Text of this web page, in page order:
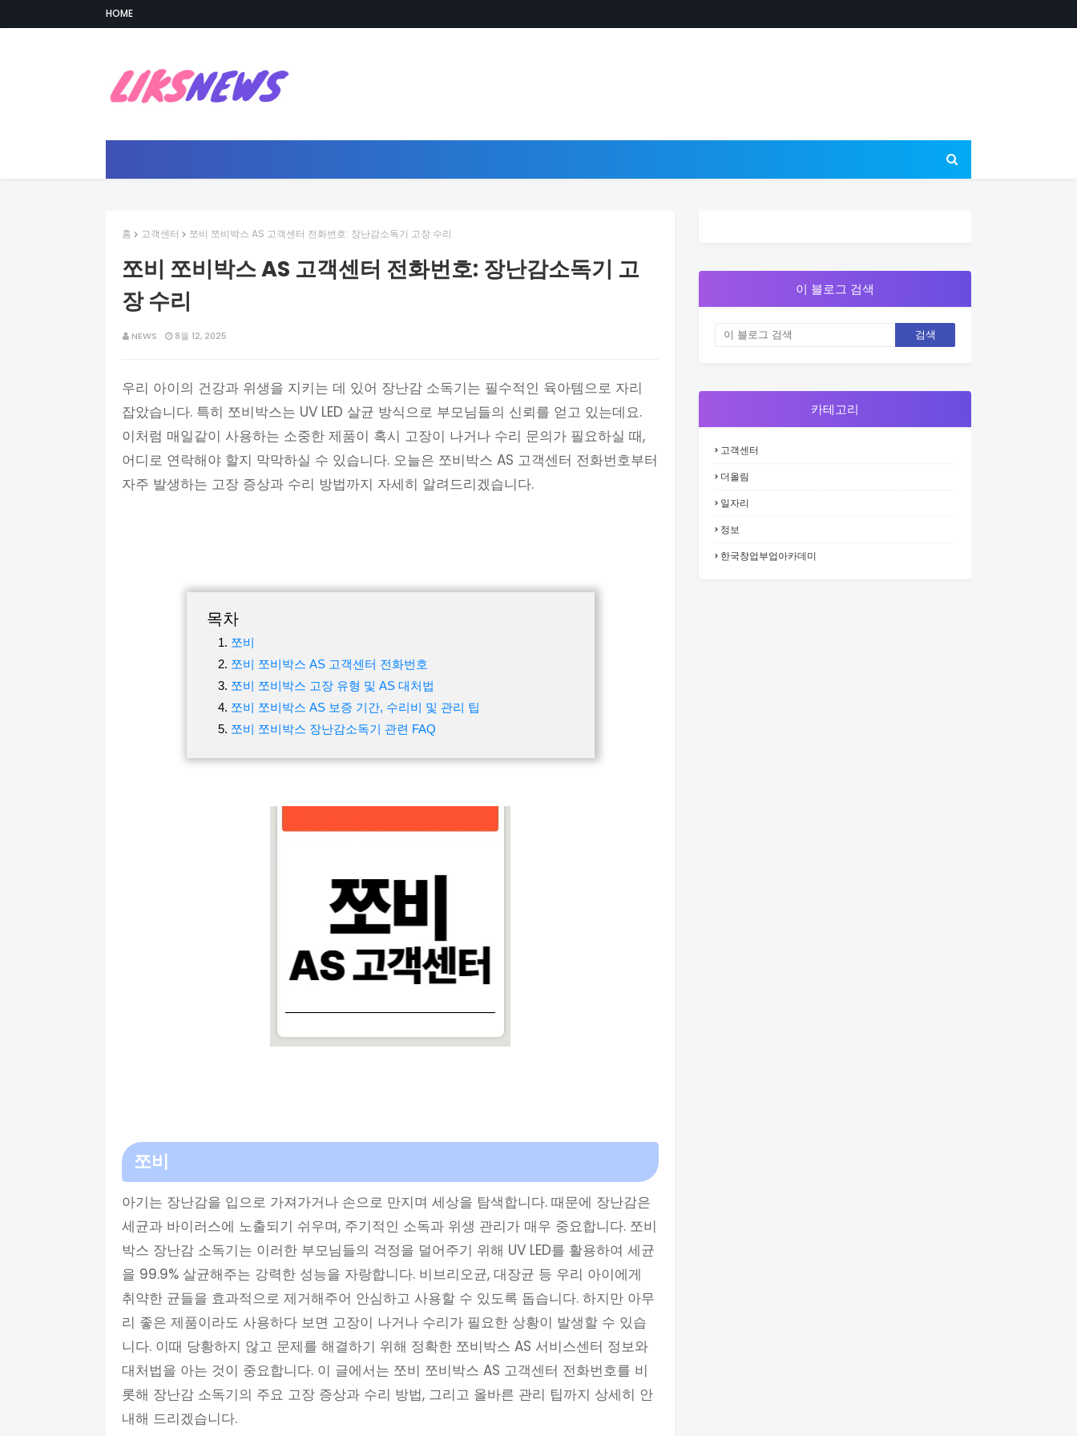
HOME
홈 고객센터 쪼비 쪼비박스 AS 고객센터 전화번호: 장난감소독기 고장 수리
쪼비 쪼비박스 AS 고객센터 전화번호: 장난감소독기 고
장 수리
NEWS 8월 12, 2025
우리 아이의 건강과 위생을 지키는 데 있어 장난감 소독기는 필수적인 육아템으로 자리
잡았습니다. 특히 쪼비박스는 UV LED 살균 방식으로 부모님들의 신뢰를 얻고 있는데요.
이처럼 매일같이 사용하는 소중한 제품이 혹시 고장이 나거나 수리 문의가 필요하실 때,
어디로 연락해야 할지 막막하실 수 있습니다. 오늘은 쪼비박스 AS 고객센터 전화번호부터
자주 발생하는 고장 증상과 수리 방법까지 자세히 알려드리겠습니다.
목차
쪼비
쪼비 쪼비박스 AS 고객센터 전화번호
쪼비 쪼비박스 고장 유형 및 AS 대처법
쪼비 쪼비박스 AS 보증 기간, 수리비 및 관리 팁
쪼비 쪼비박스 장난감소독기 관련 FAQ
쪼비
아기는 장난감을 입으로 가져가거나 손으로 만지며 세상을 탐색합니다. 때문에 장난감은
세균과 바이러스에 노출되기 쉬우며, 주기적인 소독과 위생 관리가 매우 중요합니다. 쪼비
박스 장난감 소독기는 이러한 부모님들의 걱정을 덜어주기 위해 UV LED를 활용하여 세균
을 99.9% 살균해주는 강력한 성능을 자랑합니다. 비브리오균, 대장균 등 우리 아이에게
취약한 균들을 효과적으로 제거해주어 안심하고 사용할 수 있도록 돕습니다. 하지만 아무
리 좋은 제품이라도 사용하다 보면 고장이 나거나 수리가 필요한 상황이 발생할 수 있습
니다. 이때 당황하지 않고 문제를 해결하기 위해 정확한 쪼비박스 AS 서비스센터 정보와
대처법을 아는 것이 중요합니다. 이 글에서는 쪼비 쪼비박스 AS 고객센터 전화번호를 비
롯해 장난감 소독기의 주요 고장 증상과 수리 방법, 그리고 올바른 관리 팁까지 상세히 안
내해 드리겠습니다.
이 블로그 검색
카테고리
고객센터
더올림
일자리
정보
한국창업부업아카데미